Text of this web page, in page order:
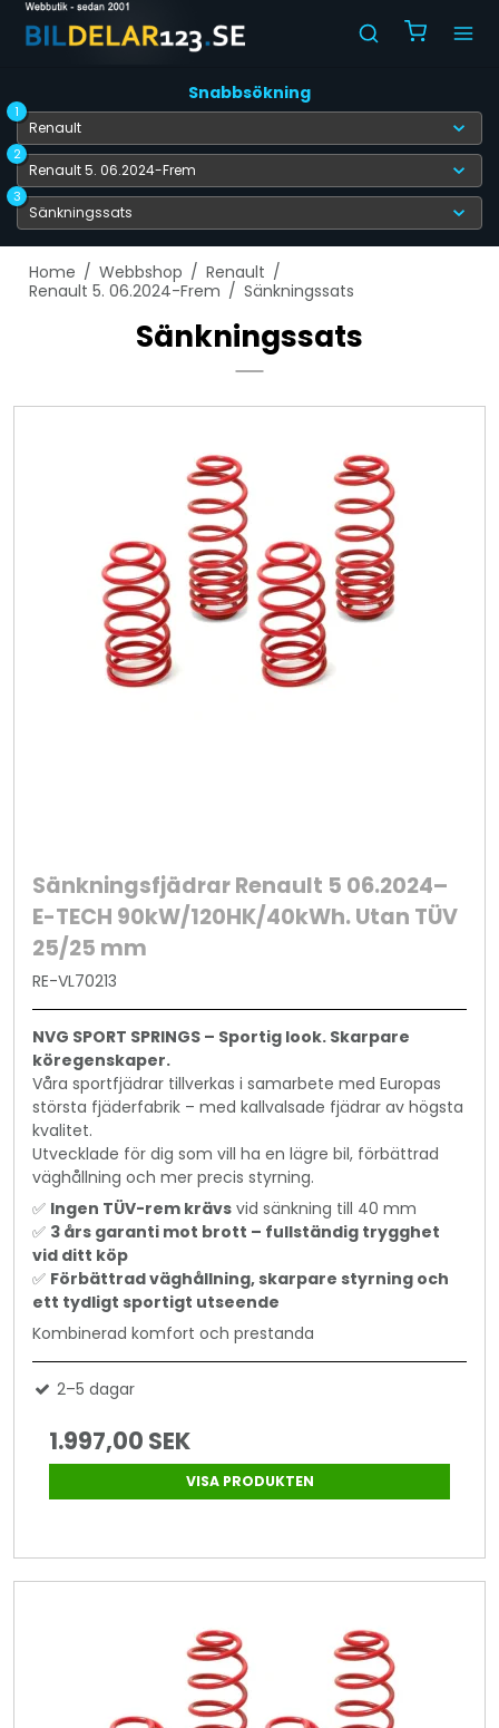
Snabbsökning
1
2
3
Home / Webbshop / Renault /
Renault 5. 06.2024-Frem / Sänkningssats
Sänkningssats
Sänkningsfjädrar Renault 5 06.2024–
E-TECH 90kW/120HK/40kWh. Utan TÜV
25/25 mm
RE-VL70213
NVG SPORT SPRINGS – Sportig look. Skarpare
köregenskaper.
Våra sportfjädrar tillverkas i samarbete med Europas
största fjäderfabrik – med kallvalsade fjädrar av högsta
kvalitet.
Utvecklade för dig som vill ha en lägre bil, förbättrad
väghållning och mer precis styrning.
✅ Ingen TÜV-rem krävs vid sänkning till 40 mm
✅ 3 års garanti mot brott – fullständig trygghet
vid ditt köp
✅ Förbättrad väghållning, skarpare styrning och
ett tydligt sportigt utseende
Kombinerad komfort och prestanda
2–5 dagar
1.997,00 SEK
VISA PRODUKTEN